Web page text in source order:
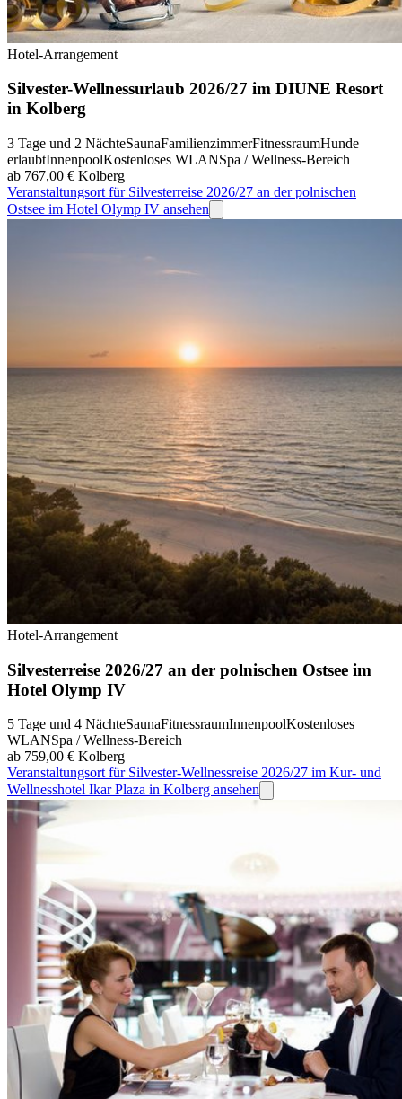
Hotel-Arrangement
Silvester-Wellnessurlaub 2026/27 im DIUNE Resort
in Kolberg
3 Tage und 2 NächteSaunaFamilienzimmerFitnessraumHunde
erlaubtInnenpoolKostenloses WLANSpa / Wellness-Bereich
ab 767,00 € Kolberg
Veranstaltungsort für Silvesterreise 2026/27 an der polnischen
Ostsee im Hotel Olymp IV ansehen
Hotel-Arrangement
Silvesterreise 2026/27 an der polnischen Ostsee im
Hotel Olymp IV
5 Tage und 4 NächteSaunaFitnessraumInnenpoolKostenloses
WLANSpa / Wellness-Bereich
ab 759,00 € Kolberg
Veranstaltungsort für Silvester-Wellnessreise 2026/27 im Kur- und
Wellnesshotel Ikar Plaza in Kolberg ansehen